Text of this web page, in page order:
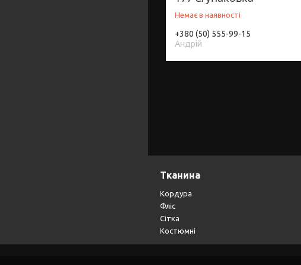
Немає в наявності
+380 (50) 555-99-15
Андрій
Тканина
Кордура
Фліс
Сітка
Костюмні